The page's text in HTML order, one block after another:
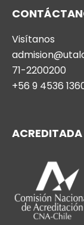
Visítanos
71-2200200
+56 9 4536
ACREDITADA